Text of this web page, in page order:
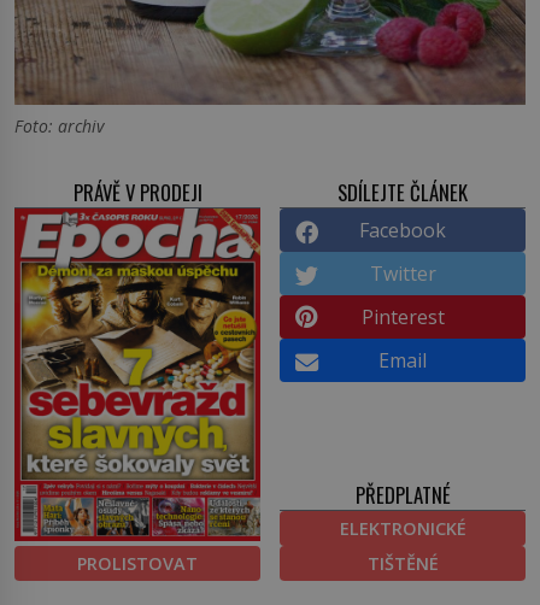
Foto: archiv
PRÁVĚ V PRODEJI
PROLISTOVAT
SDÍLEJTE ČLÁNEK
Facebook
Twitter
Pinterest
Email
PŘEDPLATNÉ
ELEKTRONICKÉ
TIŠTĚNÉ